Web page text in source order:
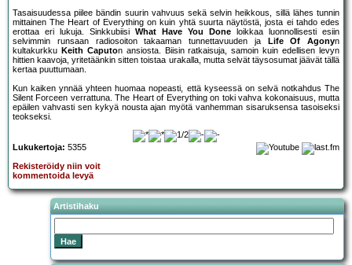
Tasaisuudessa piilee bändin suurin vahvuus sekä selvin heikkous, sillä lähes tunnin
mittainen The Heart of Everything on kuin yhtä suurta näytöstä, josta ei tahdo edes
erottaa eri lukuja. Sinkkubiisi What Have You Done loikkaa luonnollisesti esiin
selvimmin runsaan radiosoiton takaaman tunnettavuuden ja
Life Of Agonyn
kultakurkku Keith Caputon ansiosta. Biisin ratkaisuja, samoin kuin edellisen levyn
hittien kaavoja, yritetäänkin sitten toistaa urakalla, mutta selvät täysosumat jäävät tällä
kertaa puuttumaan.
Kun kaiken ynnää yhteen huomaa nopeasti, että kyseessä on selvä notkahdus The
Silent Forceen verrattuna. The Heart of Everything on toki vahva kokonaisuus, mutta
epäilen vahvasti sen kykyä nousta ajan myötä vanhemman sisaruksensa tasoiseksi
teokseksi.
Lukukertoja: 5355
Rekisteröidy niin voit
kommentoida levyä
Artistihaku